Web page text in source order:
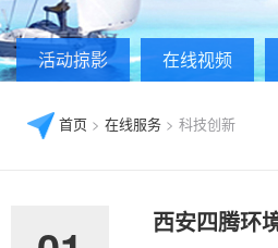
活动掠影 在线视频
首页 > 在线服务 > 科技创新
西安四腾环